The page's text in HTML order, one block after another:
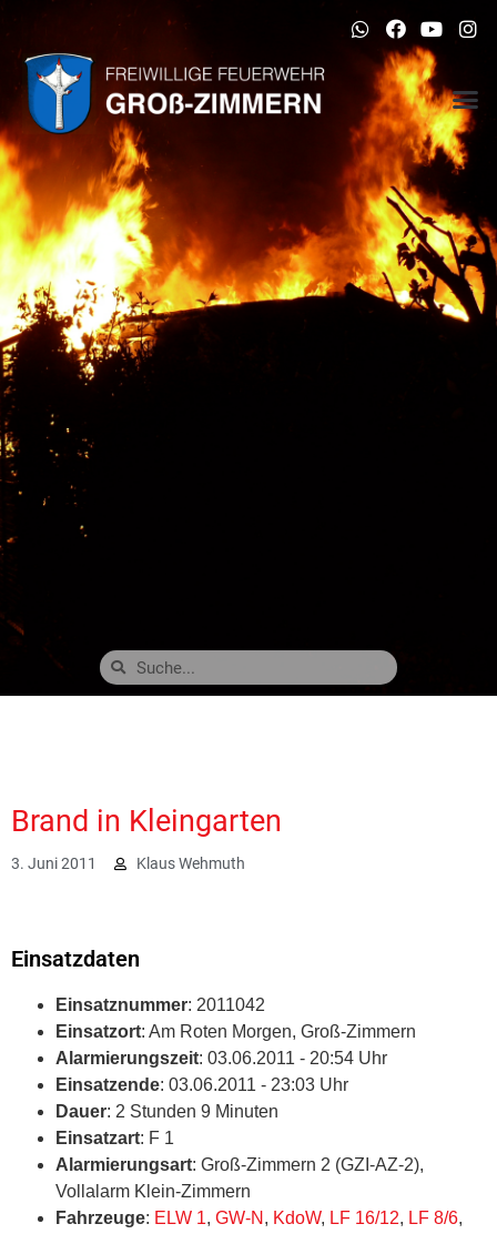
Brand in Kleingarten
3. Juni 2011 Klaus Wehmuth
Einsatzdaten
Einsatznummer: 2011042
Einsatzort: Am Roten Morgen, Groß-Zimmern
Alarmierungszeit: 03.06.2011 - 20:54 Uhr
Einsatzende: 03.06.2011 - 23:03 Uhr
Dauer: 2 Stunden 9 Minuten
Einsatzart: F 1
Alarmierungsart: Groß-Zimmern 2 (GZI-AZ-2),
Vollalarm Klein-Zimmern
Fahrzeuge: ELW 1, GW-N , KdoW, LF 16/12, LF 8/6,